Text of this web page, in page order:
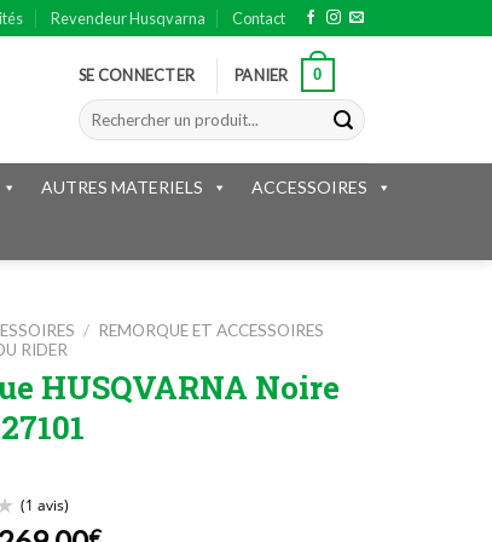
Revendeur Husqvarna Contact
SE CONNECTER PANIER
0
Recherche
pour :
AUTRES MATERIELS ACCESSOIRES
/ REMORQUE ET ACCESSOIRES
RIDER
HUSQVARNA Noire
€